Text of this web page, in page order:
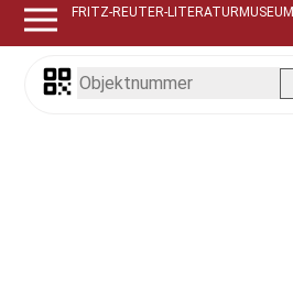
FRITZ-REUTER-LITERATURMUSEUM